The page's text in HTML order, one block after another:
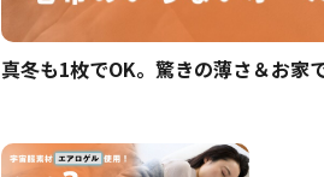
真冬も1枚でOK。驚きの薄さ＆お家